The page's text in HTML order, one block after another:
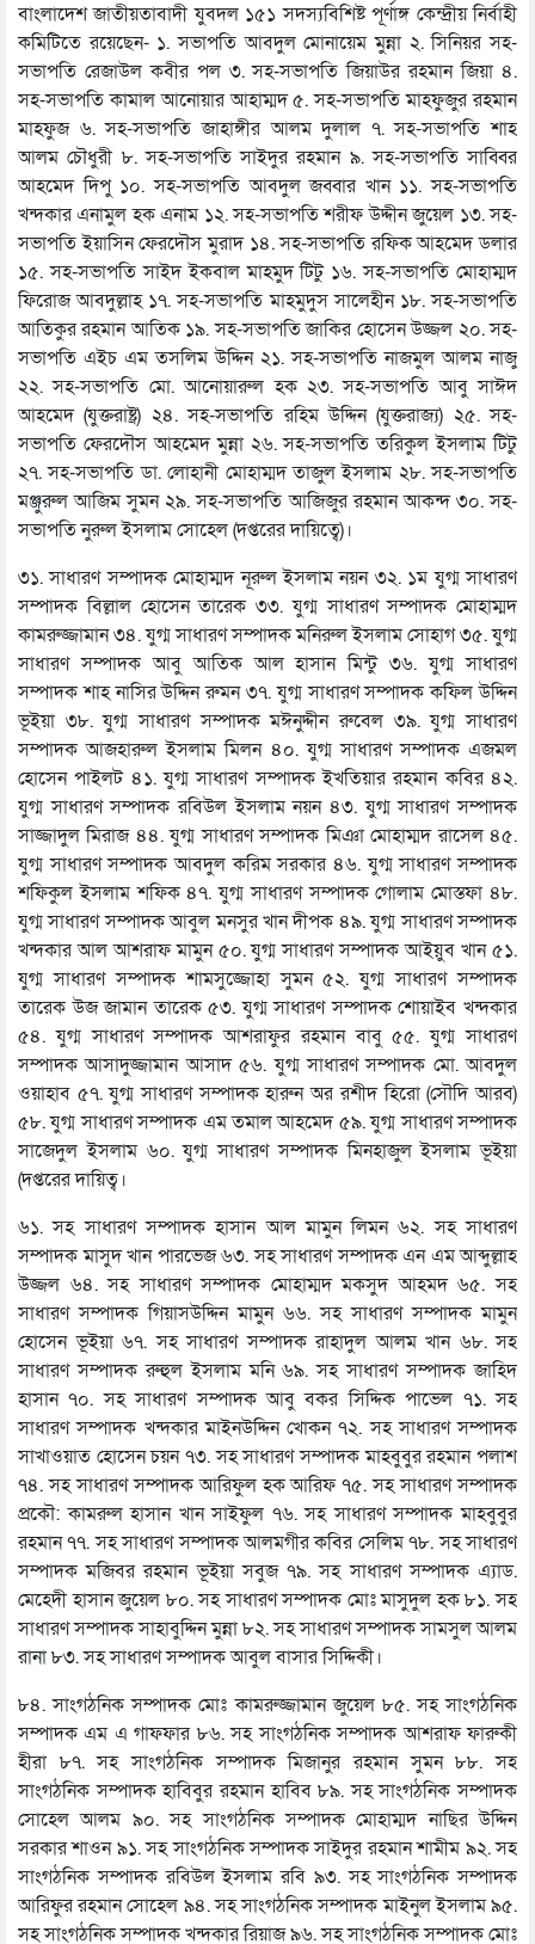
বাংলাদেশ জাতীয়তাবাদী যুবদল ১৫১ সদস্যবিশিষ্ট পূর্ণাঙ্গ কেন্দ্রীয় নির্বাহী
কমিটিতে রয়েছেন- ১. সভাপতি আবদুল মোনায়েম মুন্না ২. সিনিয়র সহ-
সভাপতি রেজাউল কবীর পল ৩. সহ-সভাপতি জিয়াউর রহমান জিয়া ৪.
সহ-সভাপতি কামাল আনোয়ার আহাম্মদ ৫. সহ-সভাপতি মাহফুজুর রহমান
মাহফুজ ৬. সহ-সভাপতি জাহাঙ্গীর আলম দুলাল ৭. সহ-সভাপতি শাহ
আলম চৌধুরী ৮. সহ-সভাপতি সাইদুর রহমান ৯. সহ-সভাপতি সাব্বির
আহমেদ দিপু ১০. সহ-সভাপতি আবদুল জব্বার খান ১১. সহ-সভাপতি
খন্দকার এনামুল হক এনাম ১২. সহ-সভাপতি শরীফ উদ্দীন জুয়েল ১৩. সহ-
সভাপতি ইয়াসিন ফেরদৌস মুরাদ ১৪. সহ-সভাপতি রফিক আহমেদ ডলার
১৫. সহ-সভাপতি সাইদ ইকবাল মাহমুদ টিটু ১৬. সহ-সভাপতি মোহাম্মদ
ফিরোজ আবদুল্লাহ ১৭. সহ-সভাপতি মাহমুদুস সালেহীন ১৮. সহ-সভাপতি
আতিকুর রহমান আতিক ১৯. সহ-সভাপতি জাকির হোসেন উজ্জল ২০. সহ-
সভাপতি এইচ এম তসলিম উদ্দিন ২১. সহ-সভাপতি নাজমুল আলম নাজু
২২. সহ-সভাপতি মো. আনোয়ারুল হক ২৩. সহ-সভাপতি আবু সাঈদ
আহমেদ (যুক্তরাষ্ট্র) ২৪. সহ-সভাপতি রহিম উদ্দিন (যুক্তরাজ্য) ২৫. সহ-
সভাপতি ফেরদৌস আহমেদ মুন্না ২৬. সহ-সভাপতি তরিকুল ইসলাম টিটু
২৭. সহ-সভাপতি ডা. লোহানী মোহাম্মদ তাজুল ইসলাম ২৮. সহ-সভাপতি
মঞ্জুরুল আজিম সুমন ২৯. সহ-সভাপতি আজিজুর রহমান আকন্দ ৩০. সহ-
সভাপতি নুরুল ইসলাম সোহেল (দপ্তরের দায়িত্বে)।
৩১. সাধারণ সম্পাদক মোহাম্মদ নূরুল ইসলাম নয়ন ৩২. ১ম যুগ্ম সাধারণ
সম্পাদক বিল্লাল হোসেন তারেক ৩৩. যুগ্ম সাধারণ সম্পাদক মোহাম্মদ
কামরুজ্জামান ৩৪. যুগ্ম সাধারণ সম্পাদক মনিরুল ইসলাম সোহাগ ৩৫. যুগ্ম
সাধারণ সম্পাদক আবু আতিক আল হাসান মিন্টু ৩৬. যুগ্ম সাধারণ
সম্পাদক শাহ নাসির উদ্দিন রুমন ৩৭. যুগ্ম সাধারণ সম্পাদক কফিল উদ্দিন
ভূইয়া ৩৮. যুগ্ম সাধারণ সম্পাদক মঈনুদ্দীন রুবেল ৩৯. যুগ্ম সাধারণ
সম্পাদক আজহারুল ইসলাম মিলন ৪০. যুগ্ম সাধারণ সম্পাদক এজমল
হোসেন পাইলট ৪১. যুগ্ম সাধারণ সম্পাদক ইখতিয়ার রহমান কবির ৪২.
যুগ্ম সাধারণ সম্পাদক রবিউল ইসলাম নয়ন ৪৩. যুগ্ম সাধারণ সম্পাদক
সাজ্জাদুল মিরাজ ৪৪. যুগ্ম সাধারণ সম্পাদক মিঞা মোহাম্মদ রাসেল ৪৫.
যুগ্ম সাধারণ সম্পাদক আবদুল করিম সরকার ৪৬. যুগ্ম সাধারণ সম্পাদক
শফিকুল ইসলাম শফিক ৪৭. যুগ্ম সাধারণ সম্পাদক গোলাম মোস্তফা ৪৮.
যুগ্ম সাধারণ সম্পাদক আবুল মনসুর খান দীপক ৪৯. যুগ্ম সাধারণ সম্পাদক
খন্দকার আল আশরাফ মামুন ৫০. যুগ্ম সাধারণ সম্পাদক আইয়ুব খান ৫১.
যুগ্ম সাধারণ সম্পাদক শামসুজ্জোহা সুমন ৫২. যুগ্ম সাধারণ সম্পাদক
তারেক উজ জামান তারেক ৫৩. যুগ্ম সাধারণ সম্পাদক শোয়াইব খন্দকার
৫৪. যুগ্ম সাধারণ সম্পাদক আশরাফুর রহমান বাবু ৫৫. যুগ্ম সাধারণ
সম্পাদক আসাদুজ্জামান আসাদ ৫৬. যুগ্ম সাধারণ সম্পাদক মো. আবদুল
ওয়াহাব ৫৭. যুগ্ম সাধারণ সম্পাদক হারুন অর রশীদ হিরো (সৌদি আরব)
৫৮. যুগ্ম সাধারণ সম্পাদক এম তমাল আহমেদ ৫৯. যুগ্ম সাধারণ সম্পাদক
সাজেদুল ইসলাম ৬০. যুগ্ম সাধারণ সম্পাদক মিনহাজুল ইসলাম ভূইয়া
(দপ্তরের দায়িত্ব।
৬১. সহ সাধারণ সম্পাদক হাসান আল মামুন লিমন ৬২. সহ সাধারণ
সম্পাদক মাসুদ খান পারভেজ ৬৩. সহ সাধারণ সম্পাদক এন এম আব্দুল্লাহ
উজ্জল ৬৪. সহ সাধারণ সম্পাদক মোহাম্মদ মকসুদ আহমদ ৬৫. সহ
সাধারণ সম্পাদক গিয়াসউদ্দিন মামুন ৬৬. সহ সাধারণ সম্পাদক মামুন
হোসেন ভূইয়া ৬৭. সহ সাধারণ সম্পাদক রাহাদুল আলম খান ৬৮. সহ
সাধারণ সম্পাদক রুহুল ইসলাম মনি ৬৯. সহ সাধারণ সম্পাদক জাহিদ
হাসান ৭০. সহ সাধারণ সম্পাদক আবু বকর সিদ্দিক পাভেল ৭১. সহ
সাধারণ সম্পাদক খন্দকার মাইনউদ্দিন খোকন ৭২. সহ সাধারণ সম্পাদক
সাখাওয়াত হোসেন চয়ন ৭৩. সহ সাধারণ সম্পাদক মাহবুবুর রহমান পলাশ
৭৪. সহ সাধারণ সম্পাদক আরিফুল হক আরিফ ৭৫. সহ সাধারণ সম্পাদক
প্রকৌ: কামরুল হাসান খান সাইফুল ৭৬. সহ সাধারণ সম্পাদক মাহবুবুর
রহমান ৭৭. সহ সাধারণ সম্পাদক আলমগীর কবির সেলিম ৭৮. সহ সাধারণ
সম্পাদক মজিবর রহমান ভূইয়া সবুজ ৭৯. সহ সাধারণ সম্পাদক এ্যাড.
মেহেদী হাসান জুয়েল ৮০. সহ সাধারণ সম্পাদক মোঃ মাসুদুল হক ৮১. সহ
সাধারণ সম্পাদক সাহাবুদ্দিন মুন্না ৮২. সহ সাধারণ সম্পাদক সামসুল আলম
রানা ৮৩. সহ সাধারণ সম্পাদক আবুল বাসার সিদ্দিকী।
৮৪. সাংগঠনিক সম্পাদক মোঃ কামরুজ্জামান জুয়েল ৮৫. সহ সাংগঠনিক
সম্পাদক এম এ গাফফার ৮৬. সহ সাংগঠনিক সম্পাদক আশরাফ ফারুকী
হীরা ৮৭. সহ সাংগঠনিক সম্পাদক মিজানুর রহমান সুমন ৮৮. সহ
সাংগঠনিক সম্পাদক হাবিবুর রহমান হাবিব ৮৯. সহ সাংগঠনিক সম্পাদক
সোহেল আলম ৯০. সহ সাংগঠনিক সম্পাদক মোহাম্মদ নাছির উদ্দিন
সরকার শাওন ৯১. সহ সাংগঠনিক সম্পাদক সাইদুর রহমান শামীম ৯২. সহ
সাংগঠনিক সম্পাদক রবিউল ইসলাম রবি ৯৩. সহ সাংগঠনিক সম্পাদক
আরিফুর রহমান সোহেল ৯৪. সহ সাংগঠনিক সম্পাদক মাইনুল ইসলাম ৯৫.
সহ সাংগঠনিক সম্পাদক খন্দকার রিয়াজ ৯৬. সহ সাংগঠনিক সম্পাদক মোঃ